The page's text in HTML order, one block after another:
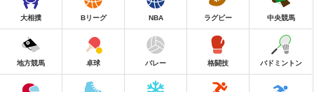
大相撲 Bリーグ NBA ラグビー 中央競馬
地方競馬 卓球 バレー 格闘技 バドミントン